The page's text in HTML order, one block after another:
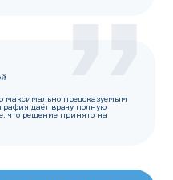
максимально предсказуемым
даёт врачу полную
что решение принято на